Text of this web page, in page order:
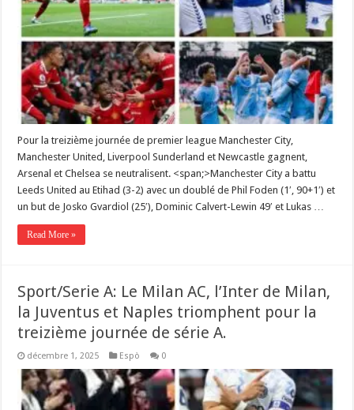
Pour la treizième journée de premier league Manchester City,
Manchester United, Liverpool Sunderland et Newcastle gagnent,
Arsenal et Chelsea se neutralisent. <span;>‎Manchester City a battu
Leeds United au Etihad (3-2) avec un doublé de Phil Foden (1′, 90+1′) et
un but de Josko Gvardiol (25′), Dominic Calvert-Lewin 49′ et Lukas …
Read More »
Sport/Serie A: Le Milan AC, l’Inter de Milan,
la Juventus et Naples triomphent pour la
treizième journée de série A.
décembre 1, 2025 Espò 0